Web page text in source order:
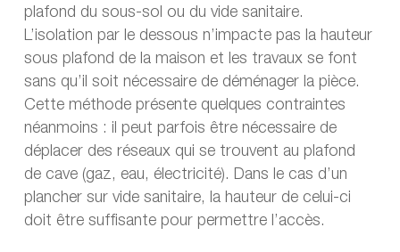
plafond du sous-sol ou du vide sanitaire.
L’isolation par le dessous n’impacte pas la hauteur
sous plafond de la maison et les travaux se font
sans qu’il soit nécessaire de déménager la pièce.
Cette méthode présente quelques contraintes
néanmoins : il peut parfois être nécessaire de
déplacer des réseaux qui se trouvent au plafond
de cave (gaz, eau, électricité). Dans le cas d’un
plancher sur vide sanitaire, la hauteur de celui-ci
doit être suffisante pour permettre l’accès.